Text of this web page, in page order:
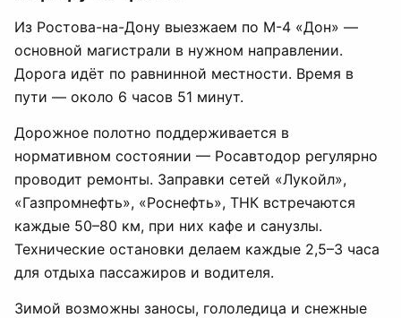
Из Ростова-на-Дону выезжаем по М-4 «Дон» —
основной магистрали в нужном направлении.
Дорога идёт по равнинной местности. Время в
пути — около 6 часов 51 минут.
Дорожное полотно поддерживается в
нормативном состоянии — Росавтодор регулярно
проводит ремонты. Заправки сетей «Лукойл»,
«Газпромнефть», «Роснефть», ТНК встречаются
каждые 50–80 км, при них кафе и санузлы.
Технические остановки делаем каждые 2,5–3 часа
для отдыха пассажиров и водителя.
Зимой возможны заносы, гололедица и снежные